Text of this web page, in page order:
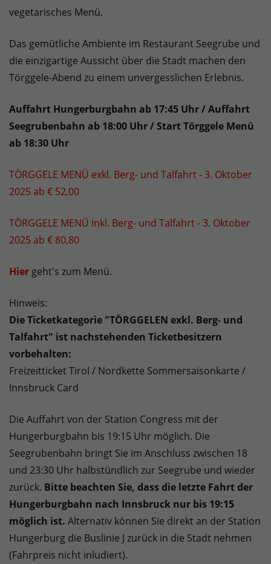
vegetarisches Menü.
Das gemütliche Ambiente im Restaurant Seegrube und
die einzigartige Aussicht über die Stadt machen den
Törggele-Abend zu einem unvergesslichen Erlebnis.
Auffahrt Hungerburgbahn ab 17:45 Uhr / Auffahrt
Seegrubenbahn ab 18:00 Uhr / Start Törggele Menü
ab 18:30 Uhr
TÖRGGELE MENÜ exkl. Berg- und Talfahrt - 3. Oktober
2025 ab € 52,00
TÖRGGELE MENÜ inkl. Berg- und Talfahrt - 3. Oktober
2025 ab € 80,80
Hier geht's zum Menü.
Hinweis:
Die Ticketkategorie "TÖRGGELEN exkl. Berg- und
Talfahrt" ist nachstehenden Ticketbesitzern
vorbehalten:
Freizeitticket Tirol / Nordkette Sommersaisonkarte /
Innsbruck Card
Die Auffahrt von der Station Congress mit der
Hungerburgbahn bis 19:15 Uhr möglich. Die
Seegrubenbahn bringt Sie im Anschluss zwischen 18
und 23:30 Uhr halbstündlich zur Seegrube und wieder
zurück. Bitte beachten Sie, dass die letzte Fahrt der
Hungerburgbahn nach Innsbruck nur bis 19:15
möglich ist. Alternativ können Sie direkt an der Station
Hungerburg die Buslinie J zurück in die Stadt nehmen
(Fahrpreis nicht inludiert).